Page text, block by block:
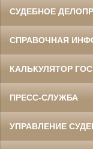
СУДЕБНОЕ
СПРАВОЧНАЯ
КАЛЬКУЛЯТОР
ПРЕСС-СЛУЖБА
УПРАВЛЕНИЕ